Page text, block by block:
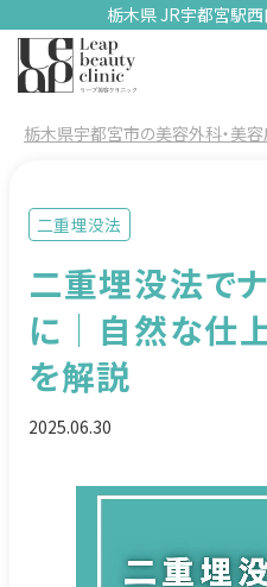
栃木県 JR宇都宮駅
栃木県宇都宮市の美容外科・美
二重埋没法
二重埋没法で
に｜自然な仕
を解説
2025.06.30